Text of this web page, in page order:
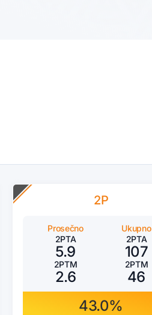
2P
Prosečno
2PTA
5.9
2PTM
2.6
Ukupno
2PTA
107
2PTM
46
43.0%